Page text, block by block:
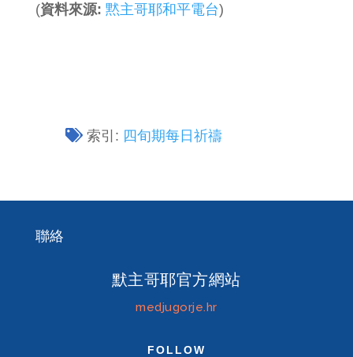
(資料來源: 黙主哥耶和平電台)
索引: 四旬期每日祈禱
聯絡
默主哥耶官方網站
medjugorje.hr
FOLLOW